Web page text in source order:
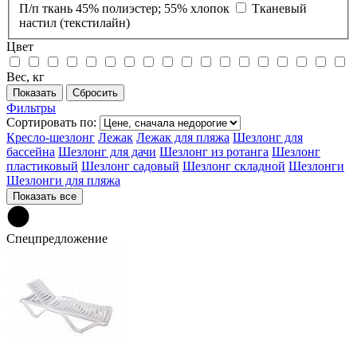
П/п ткань 45% полиэстер; 55% хлопок
Тканевый
настил (текстилайн)
Цвет
Вес, кг
Фильтры
Сортировать по:
Кресло-шезлонг Лежак Лежак для пляжа Шезлонг для
бассейна Шезлонг для дачи Шезлонг из ротанга Шезлонг
пластиковый Шезлонг садовый Шезлонг складной Шезлонги
Шезлонги для пляжа
Показать все
Спецпредложение